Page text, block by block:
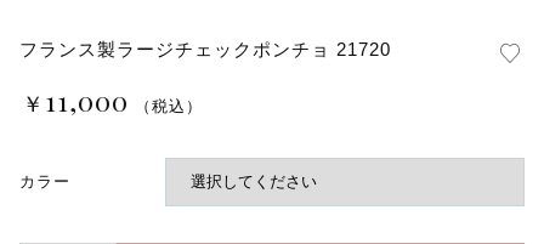
フランス製ラージチェックポンチョ 21720
￥ 11,000 （税込）
カラー